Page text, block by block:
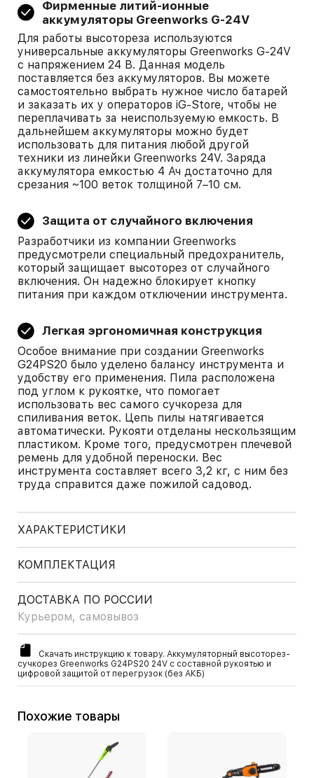
Фирменные литий-ионные
аккумуляторы Greenworks G-24V
Для работы высотореза используются
универсальные аккумуляторы Greenworks G-24V
с напряжением 24 В. Данная модель
поставляется без аккумуляторов. Вы можете
самостоятельно выбрать нужное число батарей
и заказать их у операторов iG-Store, чтобы не
переплачивать за неиспользуемую емкость. В
дальнейшем аккумуляторы можно будет
использовать для питания любой другой
техники из линейки Greenworks 24V. Заряда
аккумулятора емкостью 4 Ач достаточно для
срезания ~100 веток толщиной 7–10 см.
Защита от случайного включения
Разработчики из компании Greenworks
предусмотрели специальный предохранитель,
который защищает высоторез от случайного
включения. Он надежно блокирует кнопку
питания при каждом отключении инструмента.
Легкая эргономичная конструкция
Особое внимание при создании Greenworks
G24PS20 было уделено балансу инструмента и
удобству его применения. Пила расположена
под углом к рукоятке, что помогает
использовать вес самого сучкореза для
спиливания веток. Цепь пилы натягивается
автоматически. Рукояти отделаны нескользящим
пластиком. Кроме того, предусмотрен плечевой
ремень для удобной переноски. Вес
инструмента составляет всего 3,2 кг, с ним без
труда справится даже пожилой садовод.
ХАРАКТЕРИСТИКИ
КОМПЛЕКТАЦИЯ
ДОСТАВКА ПО РОССИИ
Курьером, самовывоз
Скачать инструкцию к товару. Аккумуляторный высоторез-
сучкорез Greenworks G24PS20 24V с составной рукоятью и
цифровой защитой от перегрузок (без АКБ)
Похожие товары